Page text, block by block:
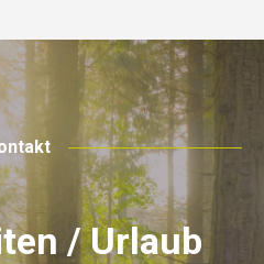
/ Urlaub